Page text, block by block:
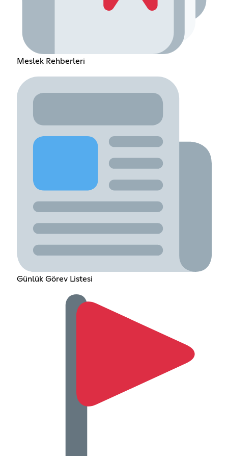
Meslek Rehberleri
Günlük Görev Listesi